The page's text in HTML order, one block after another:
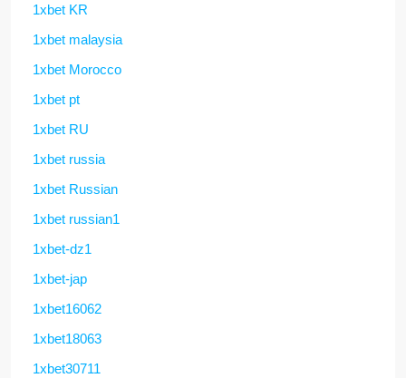
1xbet KR
1xbet malaysia
1xbet Morocco
1xbet pt
1xbet RU
1xbet russia
1xbet Russian
1xbet russian1
1xbet-dz1
1xbet-jap
1xbet16062
1xbet18063
1xbet30711